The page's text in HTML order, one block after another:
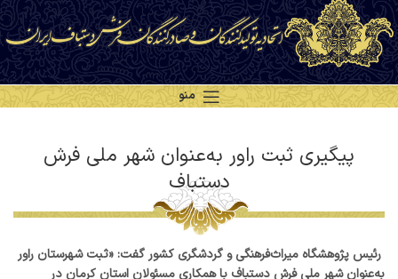
منو
پیگیری ثبت راور به‌عنوان شهر ملی فرش
دستباف
رئیس پژوهشگاه میراث‌فرهنگی و گردشگری کشور گفت: «ثبت شهرستان راور
به‌عنوان شهر ملی فرش دستباف با همکاری مسئولان استان کرمان در